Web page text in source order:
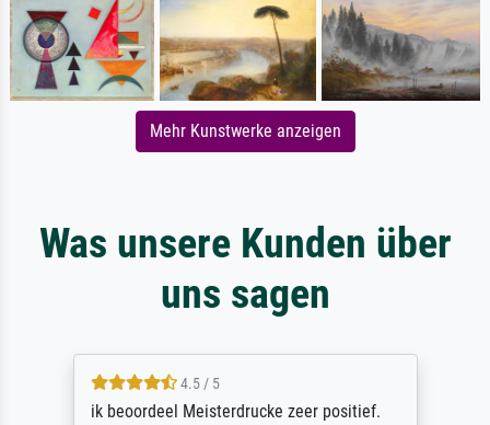
Mehr Kunstwerke anzeigen
Was unsere Kunden über
uns sagen
4.5 / 5
ik beoordeel Meisterdrucke zeer positief.